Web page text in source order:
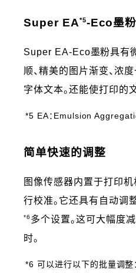
Super EA*5-Eco墨
Super EA-Eco墨粉具有
顺、精美的图片渐变、浓
字体文本。还能使打印的
*5 EA：Emulsion
简单快速的调整
图像传感器内置于打印机
行校准。它还具有自动调
*6 多个设置。这可大幅度
时。
*6 可以进行以下的批量调整